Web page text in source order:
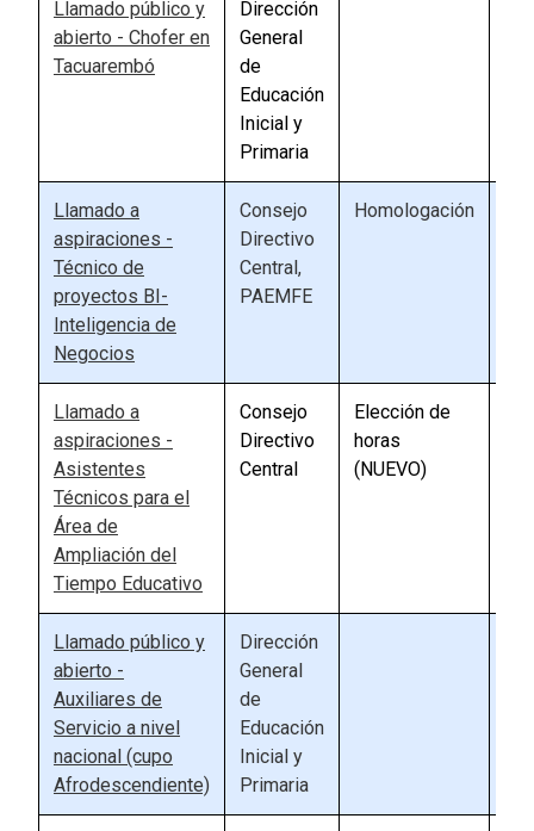
Llamado público y
abierto - Chofer en
Tacuarembó
Dirección
General
de
Educación
Inicial y
Primaria
Llamado a
aspiraciones -
Técnico de
proyectos BI-
Inteligencia de
Negocios
Consejo
Directivo
Central,
PAEMFE
Homologación
Llamado a
aspiraciones -
Asistentes
Técnicos para el
Área de
Ampliación del
Tiempo Educativo
Consejo
Directivo
Central
Elección de
horas
(NUEVO)
Llamado público y
abierto -
Auxiliares de
Servicio a nivel
nacional (cupo
Afrodescendiente)
Dirección
General
de
Educación
Inicial y
Primaria